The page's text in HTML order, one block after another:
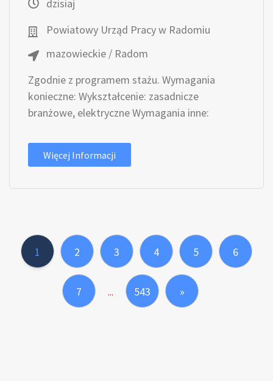
dzisiaj
Powiatowy Urząd Pracy w Radomiu
mazowieckie / Radom
Zgodnie z programem stażu. Wymagania
konieczne: Wykształcenie: zasadnicze
branżowe, elektryczne Wymagania inne:
Więcej Informacji
1 2 3 4 5 6
7 ... 543 »